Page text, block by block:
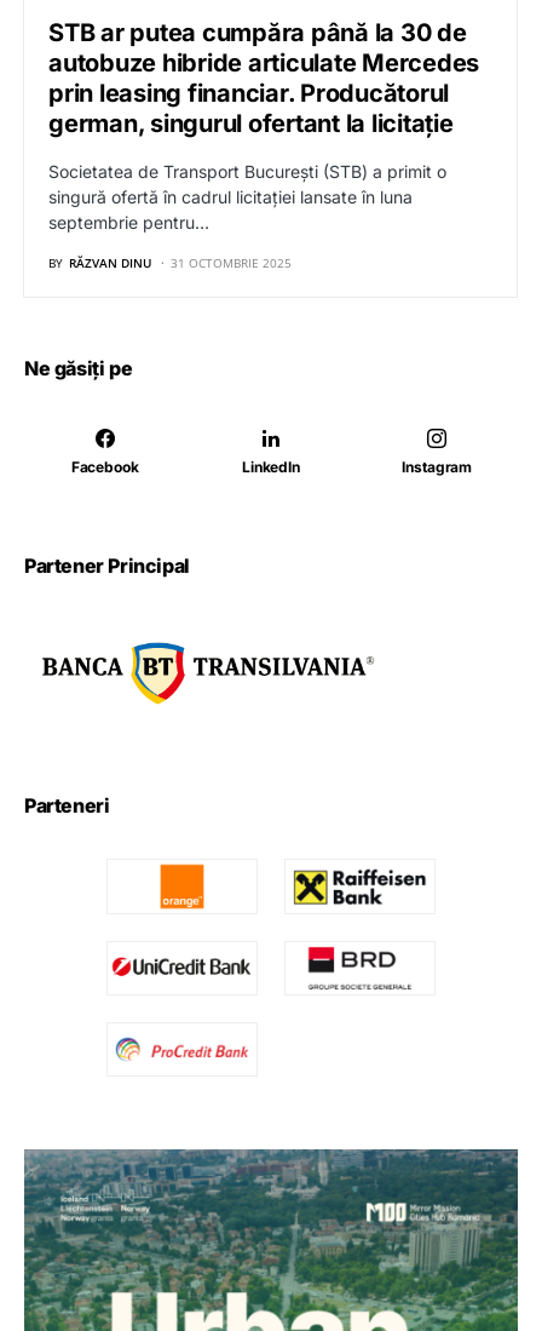
STB ar putea cumpăra până la 30 de
autobuze hibride articulate Mercedes
prin leasing financiar. Producătorul
german, singurul ofertant la licitație
Societatea de Transport București (STB) a primit o
singură ofertă în cadrul licitației lansate în luna
septembrie pentru…
BY RĂZVAN DINU 31 OCTOMBRIE 2025
Ne găsiți pe
Facebook LinkedIn Instagram
Partener Principal
Parteneri